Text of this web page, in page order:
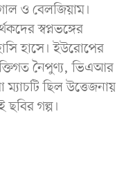
ও বেলজিয়াম।
স্বপ্নভঙ্গের
হাসে। ইউরোপের
নৈপুণ্য, ভিএআর
ছিল উত্তেজনায়
ছবির গল্প।